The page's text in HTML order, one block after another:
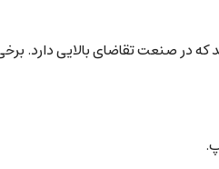
در صنعت تقاضای بالایی دارد. برخی